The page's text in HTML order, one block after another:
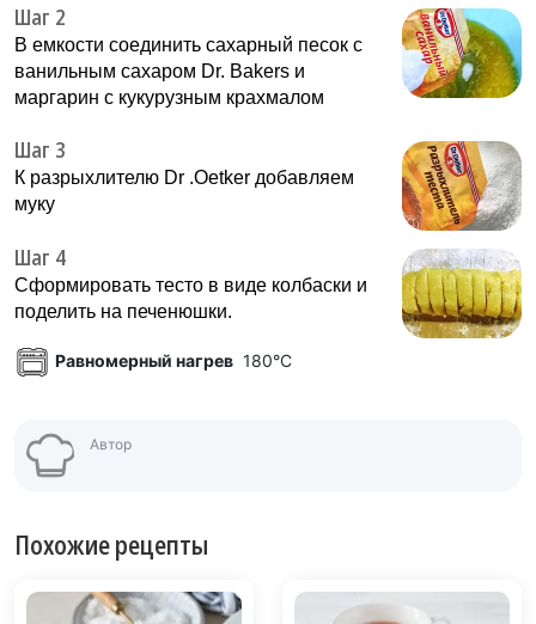
Шаг 2
В емкости соединить сахарный песок с
ванильным сахаром Dr. Bakers и
маргарин с кукурузным крахмалом
Шаг 3
К разрыхлителю Dr .Oetker добавляем
муку
Шаг 4
Сформировать тесто в виде колбаски и
поделить на печенюшки.
Равномерный нагрев 180°C
Автор
Похожие рецепты